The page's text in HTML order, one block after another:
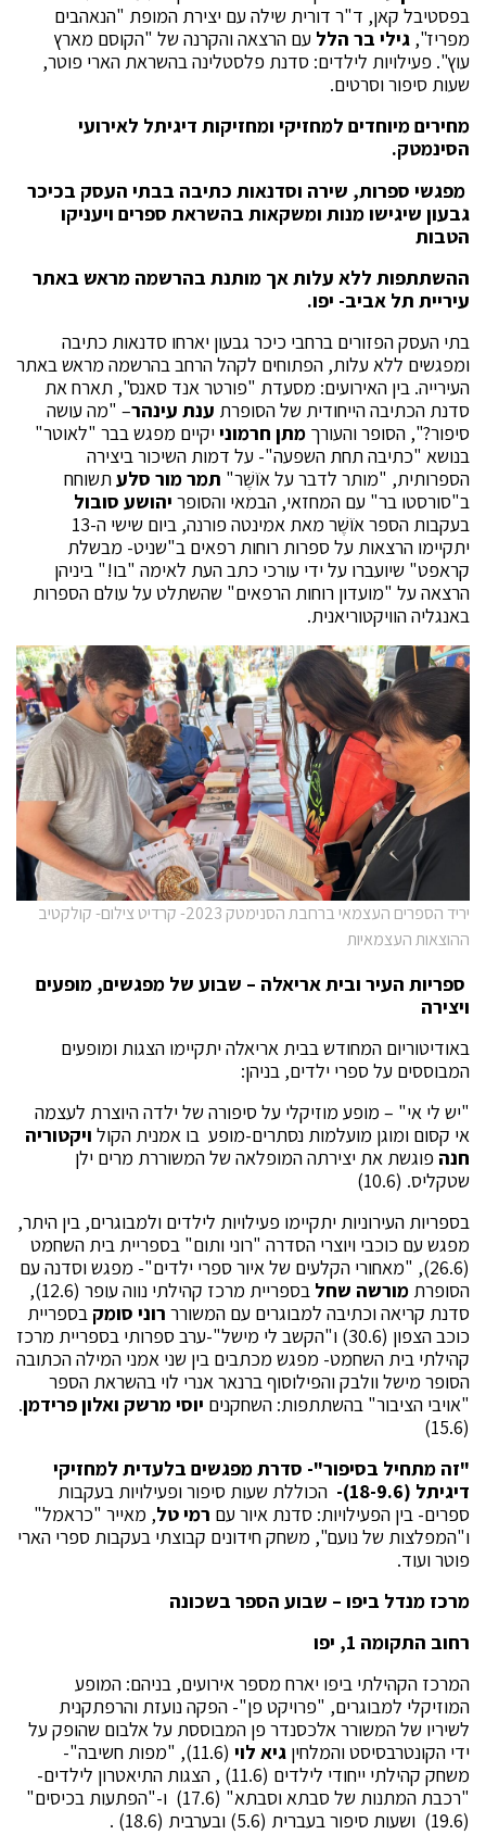
בפסטיבל קאן, ד"ר דורית שילה עם יצירת המופת "הנאהבים
מפריז", גילי בר הלל עם הרצאה והקרנה של "הקוסם מארץ
עוץ". פעילויות לילדים: סדנת פלסטלינה בהשראת הארי פוטר,
שעות סיפור וסרטים.
מחירים מיוחדים למחזיקי ומחזיקות דיגיתל לאירועי
הסינמטק.
מפגשי ספרות, שירה וסדנאות כתיבה בבתי העסק בכיכר
גבעון שיגישו מנות ומשקאות בהשראת ספרים ויעניקו
הטבות
ההשתתפות ללא עלות אך מותנת בהרשמה מראש באתר
עיריית תל אביב- יפו.
בתי העסק הפזורים ברחבי כיכר גבעון יארחו סדנאות כתיבה
ומפגשים ללא עלות, הפתוחים לקהל הרחב בהרשמה מראש באתר
העירייה. בין האירועים: מסעדת "פורטר אנד סאנס", תארח את
סדנת הכתיבה הייחודית של הסופרת ענת עינהר– "מה עושה
סיפור?", הסופר והעורך מתן חרמונייקיים מפגש בבר "לאוטר"
בנושא "כתיבה תחת השפעה"- על דמות השיכור ביצירה
הספרותית, "מותר לדבר על אֹוֹשֶׁר" תמר מור סלעתשוחח
ב"סורסטו בר" עם המחזאי, הבמאי והסופר יהושע סובול
בעקבות הספר אֹוֹשֶׁר מאת אמינטה פורנה, ביום שישי ה-13
יתקיימו הרצאות על ספרות רוחות רפאים ב"שניט- מבשלת
קראפט" שיועברו על ידי עורכי כתב העת לאימה "בו!" ביניהן
הרצאה על "מועדון רוחות הרפאים" שהשתלט על עולם הספרות
באנגליה הוויקטוריאנית.
יריד הספרים העצמאי ברחבת הסנימטק 2023- קרדיט צילום- קולקטיב
ההוצאות העצמאיות
ספריות העיר ובית אריאלה – שבוע של מפגשים, מופעים
ויצירה
באודיטוריום המחודש בבית אריאלה יתקיימו הצגות ומופעים
המבוססים על ספרי ילדים, בניהן:
"יש לי אי" – מופע מוזיקלי על סיפורה של ילדה היוצרת לעצמה
אי קסום ומוגן מועלמות נסתרים-מופע בו אמנית הקול ויקטוריה
חנה פוגשת את יצירתה המופלאה של המשוררת מרים ילן
שטקליס. (10.6)
בספריות העירוניות יתקיימו פעילויות לילדים ולמבוגרים, בין היתר,
מפגש עם כוכבי ויוצרי הסדרה "רוני ותום" בספריית בית השחמט
(26.6), "מאחורי הקלעים של איור ספרי ילדים"- מפגש וסדנה עם
הסופרת מורשה שחל
בספריית מרכז קהילתי נווה עופר (12.6),
סדנת קריאה וכתיבה למבוגרים עם המשורר רוני סומק בספריית
כוכב הצפון (30.6) ו"הקשב לי מישל"-ערב ספרותי בספריית מרכז
קהילתי בית השחמט- מפגש מכתבים בין שני אמני המילה הכתובה
הסופר מישל וולבק והפילוסוף ברנאר אנרי לוי בהשראת הספר
"אויבי הציבור" בהשתתפות: השחקנים יוסי מרשק ואלון פרידמן.
(15.6)
"זה מתחיל בסיפור"- סדרת מפגשים בלעדית למחזיקי
דיגיתל (18-9.6)-
הכוללת שעות סיפור ופעילויות בעקבות
ספרים- בין הפעילויות: סדנת איור עם רמי טל, מאייר "כראמל"
ו"המפלצות של נועם", משחק חידונים קבוצתי בעקבות ספרי הארי
פוטר ועוד.
מרכז מנדל ביפו – שבוע הספר בשכונה
רחוב התקומה 1, יפו
המרכז הקהילתי ביפו יארח מספר אירועים, בניהם: המופע
המוזיקלי למבוגרים, "פרויקט פן"- הפקה נועזת והרפתקנית
לשיריו של המשורר אלכסנדר פן המבוססת על אלבום שהופק על
ידי הקונטרבסיסט והמלחין גיא לוי
(11.6), "מפות חשיבה"-
משחק קהילתי ייחודי לילדים (11.6) , הצגות התיאטרון לילדים-
"רכבת המתנות של סבתא וסבתא" (17.6) ו-"הפתעות בכיסים"
(19.6) ושעות סיפור בעברית (5.6) ובערבית (18.6) .